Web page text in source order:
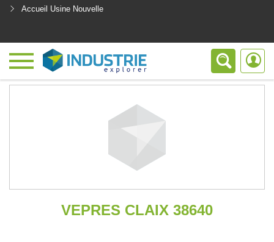
Accueil Usine Nouvelle
VEPRES CLAIX 38640